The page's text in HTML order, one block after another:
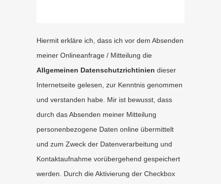
Hiermit erkläre ich, dass ich vor dem Absenden
meiner Onlineanfrage / Mitteilung die
Allgemeinen Datenschutzrichtinien dieser
Internetseite gelesen, zur Kenntnis genommen
und verstanden habe. Mir ist bewusst, dass
durch das Absenden meiner Mitteilung
personenbezogene Daten online übermittelt
und zum Zweck der Datenverarbeitung und
Kontaktaufnahme vorübergehend gespeichert
werden. Durch die Aktivierung der Checkbox